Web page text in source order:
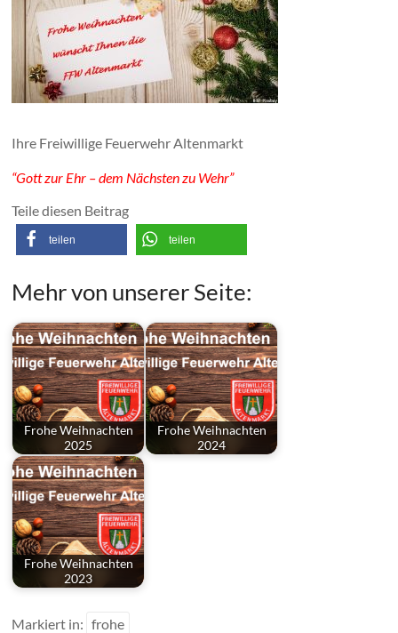
Ihre Freiwillige Feuerwehr Altenmarkt
“Gott zur Ehr – dem Nächsten zu Wehr”
Teile diesen Beitrag
teilen teilen
Mehr von unserer Seite:
Frohe Weihnachten
2025
Frohe Weihnachten
2024
Frohe Weihnachten
2023
Markiert in: frohe